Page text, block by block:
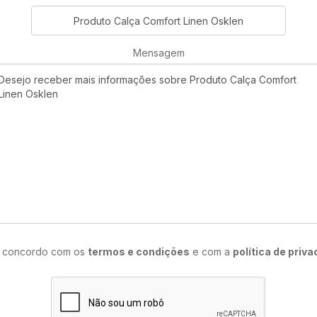
Mensagem
concordo com os termos e condições e com a política de